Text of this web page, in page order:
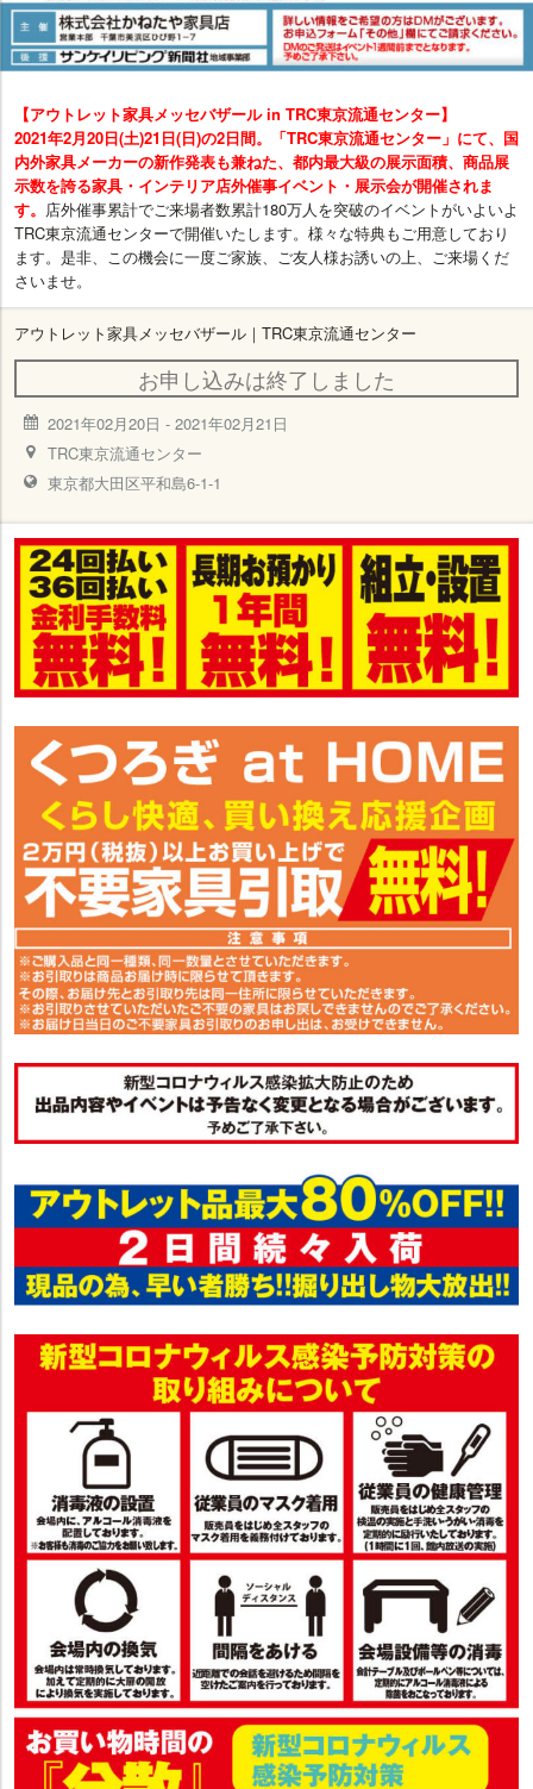
【アウトレット家具メッセバザール in TRC東京流通センター】
2021年2月20日(土)21日(日)の2日間。「TRC東京流通センター」にて、国
内外家具メーカーの新作発表も兼ねた、都内最大級の展示面積、商品展
示数を誇る家具・インテリア店外催事イベント・展示会が開催されま
す。 店外催事累計でご来場者数累計180万人を突破のイベントがいよいよ
TRC東京流通センターで開催いたします。様々な特典もご用意しており
ます。是非、この機会に一度ご家族、ご友人様お誘いの上、ご来場くだ
さいませ。
アウトレット家具メッセバザール｜TRC東京流通センター
お申し込みは終了しました
2021年02月20日 - 2021年02月21日
TRC東京流通センター
東京都大田区平和島6-1-1